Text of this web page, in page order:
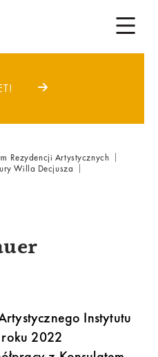
Rezydencji Artystycznych
Willa Decjusza
Instytutu
2022